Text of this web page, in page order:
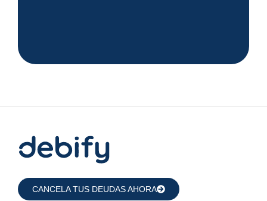
CANCELA TUS DEUDAS AHORA